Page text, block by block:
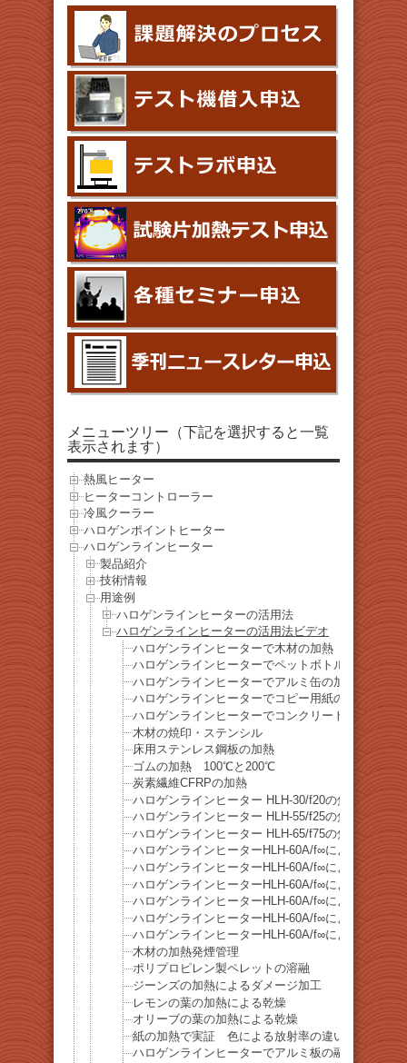
メニューツリー（下記を選択すると一覧
表示されます）
熱風ヒーター
ヒーターコントローラー
冷風クーラー
ハロゲンポイントヒーター
ハロゲンラインヒーター
製品紹介
技術情報
用途例
ハロゲンラインヒーターの活用法
ハロゲンラインヒーターの活用法ビデオ
ハロゲンラインヒーターで木材の加熱
ハロゲンラインヒーターでペットボトルの加熱
ハロゲンラインヒーターでアルミ缶の加熱
ハロゲンラインヒーターでコピー用紙の加熱
ハロゲンラインヒーターでコンクリートブロックの
木材の焼印・ステンシル
床用ステンレス鋼板の加熱
ゴムの加熱 100℃と200℃
炭素繊維CFRPの加熱
ハロゲンラインヒーター HLH-30/f20の焦点距離と
ハロゲンラインヒーター HLH-55/f25の焦点距離と
ハロゲンラインヒーター HLH-65/f75の焦点距離と
ハロゲンラインヒーターHLH-60A/f∞によるポリプ
ハロゲンラインヒーターHLH-60A/f∞によるポリス
ハロゲンラインヒーターHLH-60A/f∞によるアクリ
ハロゲンラインヒーターHLH-60A/f∞によるポリプ
ハロゲンラインヒーターHLH-60A/f∞によるパラフ
ハロゲンラインヒーターHLH-60A/f∞によるプリン
木材の加熱発煙管理
ポリプロピレン製ペレットの溶融
ジーンズの加熱によるダメージ加工
レモンの葉の加熱による乾燥
オリーブの葉の加熱による乾燥
紙の加熱で実証 色による放射率の違い
ハロゲンラインヒーターでアルミ板の融解